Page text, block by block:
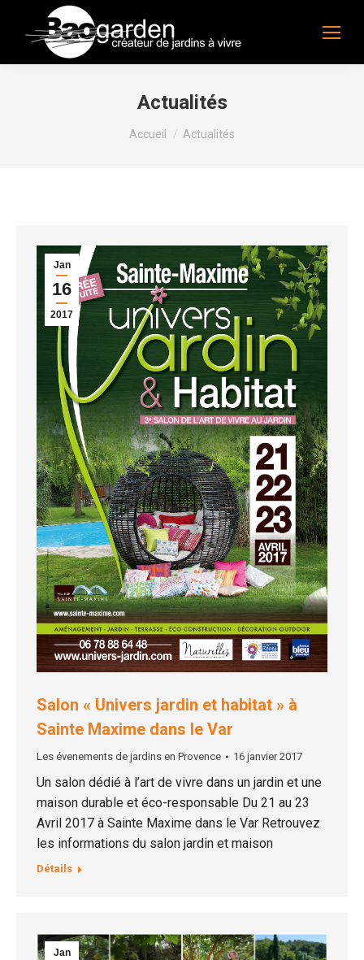
Actualités
Vous êtes ici :
Accueil Actualités
Jan
16
2017
Salon « Univers jardin et habitat » à
Sainte Maxime dans le Var
Les évenements de jardins en Provence 16 janvier 2017
Un salon dédié à l’art de vivre dans un jardin et une
maison durable et éco-responsable Du 21 au 23
Avril 2017 à Sainte Maxime dans le Var Retrouvez
les informations du salon jardin et maison
Détails
Jan